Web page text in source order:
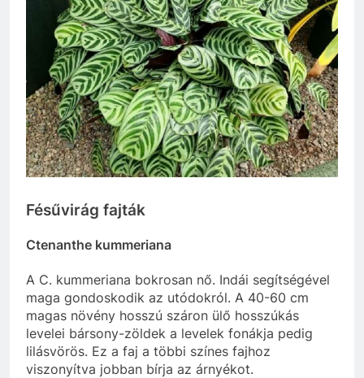
Fésűvirág fajták
Ctenanthe kummeriana
A C. kummeriana bokrosan nő. Indái segítségével
maga gondoskodik az utódokról. A 40-60 cm
magas növény hosszú száron ülő hosszúkás
levelei bársony-zöldek a levelek fonákja pedig
lilásvörös. Ez a faj a többi színes fajhoz
viszonyítva jobban bírja az árnyékot.